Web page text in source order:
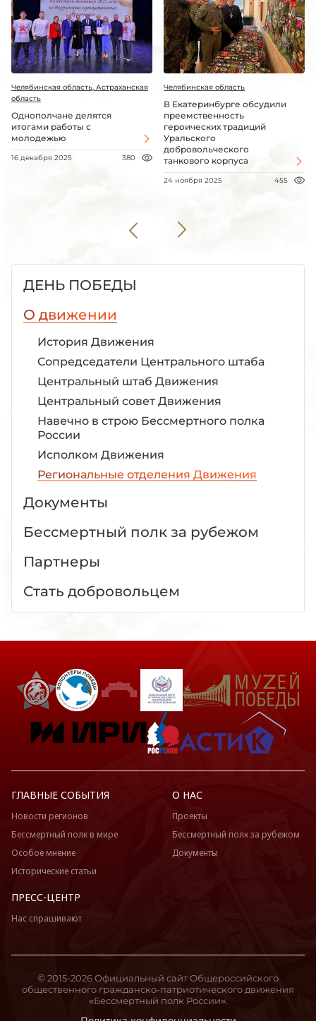
Челябинская область, Астраханская
область
Однополчане делятся
итогами работы с
молодежью
16 декабря 2025 380
Челябинская область
В Екатеринбурге обсудили
преемственность
героических традиций
Уральского
добровольческого
танкового корпуса
24 ноября 2025 455
ДЕНЬ ПОБЕДЫ
О движении
История Движения
Сопредседатели Центрального штаба
Центральный штаб Движения
Центральный совет Движения
Навечно в строю Бессмертного полка
России
Исполком Движения
Региональные отделения Движения
Документы
Бессмертный полк за рубежом
Партнеры
Стать добровольцем
ГЛАВНЫЕ СОБЫТИЯ
Новости регионов
Бессмертный полк в мире
Особое мнение
Исторические статьи
О НАС
Проекты
Бессмертный полк за рубежом
Документы
ПРЕСС-ЦЕНТР
Нас спрашивают
© 2015-2026 Официальный сайт Общероссийского
общественного гражданско-патриотического движения
«Бессмертный полк России».